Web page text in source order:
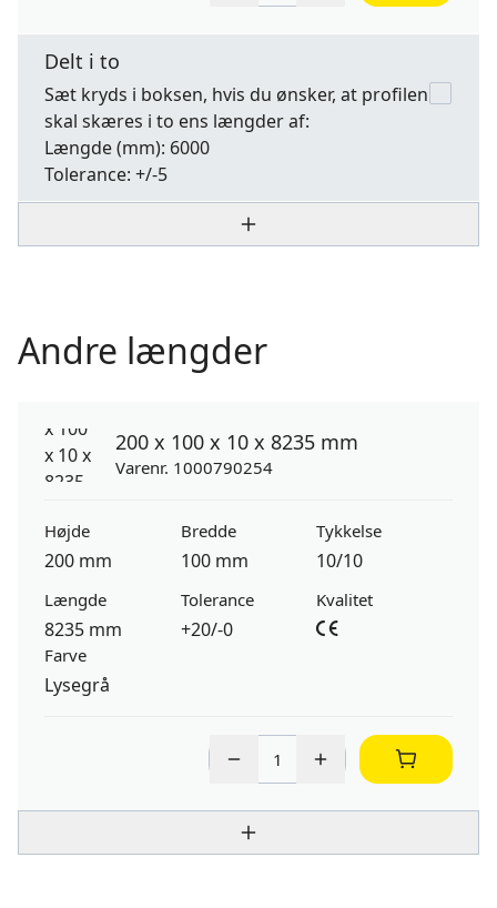
Delt i to
Sæt kryds i boksen, hvis du ønsker, at profilen
skal skæres i to ens længder af:
Længde(mm): 6000
Tolerance: +/-5
Andre længder
200 x 100 x 10 x 8235 mm
Varenr. 1000790254
Højde
200 mm
Bredde
100 mm
Tykkelse
10/10
Længde
8235 mm
Tolerance
+20/-0
Kvalitet
Farve
Lysegrå